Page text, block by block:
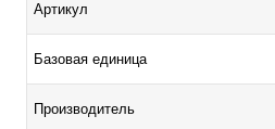
Артикул
Базовая единица
Производитель